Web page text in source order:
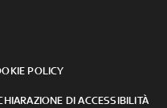
POLICY
DI ACCESSIBILITÀ